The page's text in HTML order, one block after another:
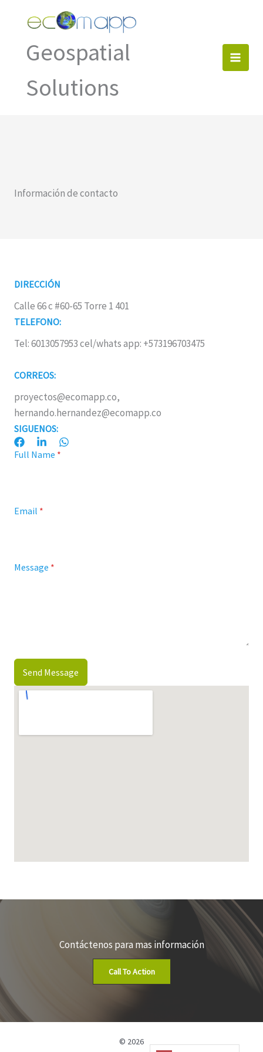
Geospatial
Solutions
Información de contacto
DIRECCIÓN
Calle 66 c #60-65 Torre 1 401
TELEFONO:
Tel: 6013057953 cel/whats app: +573196703475
CORREOS:
proyectos@ecomapp.co,
hernando.hernandez@ecomapp.co
SIGUENOS:
Full Name *
Email *
Message *
Send Message
Contáctenos para mas información
Call To Action
© 2026